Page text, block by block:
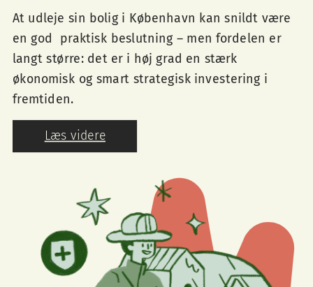
Læs videre
At udleje sin bolig i København kan snildt være
en god
praktisk beslutning – men fordelen er
langt større: det er i høj grad en stærk
økonomisk og smart strategisk investering i
fremtiden.